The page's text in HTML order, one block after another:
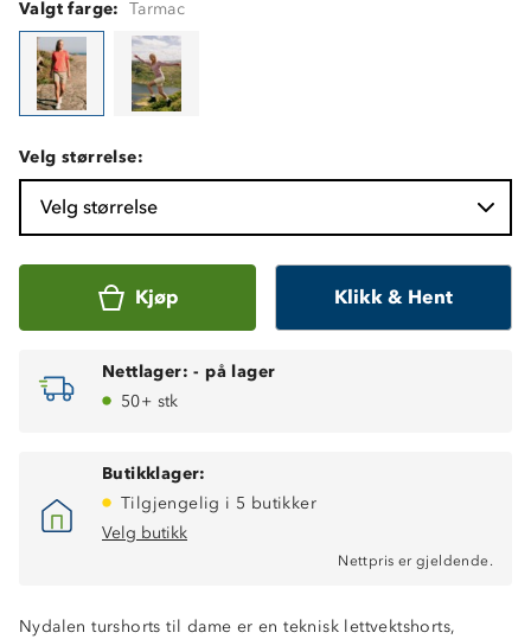
Valgt farge: Tarmac
Velg størrelse:
Velg størrelse
Kjøp Klikk & Hent
Nettlager: - på lager
50+ stk
Butikklager:
Tilgjengelig i 5 butikker
Velg butikk
Nettpris er gjeldende.
Nydalen turshorts til dame er en teknisk lettvektshorts,